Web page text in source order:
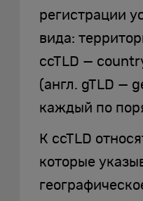
регистрации
вида:
ccTLD —
(англ. gTLD —
каждый по
К ccTLD
которые